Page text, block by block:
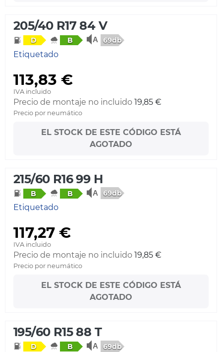
205/40 R17 84 V
D B 69db
Etiquetado
113,83 €
IVA incluido
Precio de montaje no incluido 19,85 €
Precio por neumático
EL STOCK DE ESTE CÓDIGO ESTÁ
AGOTADO
215/60 R16 99 H
B B 69db
Etiquetado
117,27 €
IVA incluido
Precio de montaje no incluido 19,85 €
Precio por neumático
EL STOCK DE ESTE CÓDIGO ESTÁ
AGOTADO
195/60 R15 88 T
D B 69db